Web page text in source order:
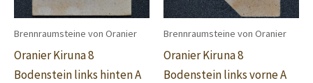
Brennraumsteine von Oranier
Oranier Kiruna 8
Bodenstein links hinten A
Brennraumsteine von Oranier
Oranier Kiruna 8
Bodenstein links vorne A